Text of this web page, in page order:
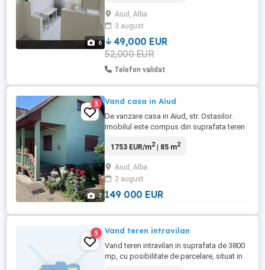
6
intrare, balcon, parțial mobilat. Preț: 49.000
euro negociabil. Tel
Aiud, Alba
3 august
49,000 EUR
52,000 EUR
Telefon validat
7
3 Vand casa in Aiud
De vanzare casa in Aiud, str. Ostasilor.
Imobilul este compus din suprafata teren
caramida 85 mp. Constructie solida anii
dormitoare, camara, baie;la
demisol:bucatarie, camara, pivnita 40 mp.
Placa beton, mansardabila, izolata ...
1753 EUR/m2| 85 m2
Aiud, Alba
2 august
149 000 EUR
5 Vand teren intravilan
Vand teren intravilan in suprafata de 3800
mp, cu posibilitate de parcelare, situat in